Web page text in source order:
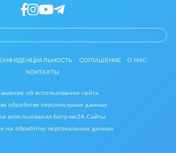
стиль
СОГЛАШЕНИЕ
О НАС
КОНТАКТЫ
об использовании сайта
обработки персональных данных
использования Битрикс24.Сайты
на обработку персональных данных